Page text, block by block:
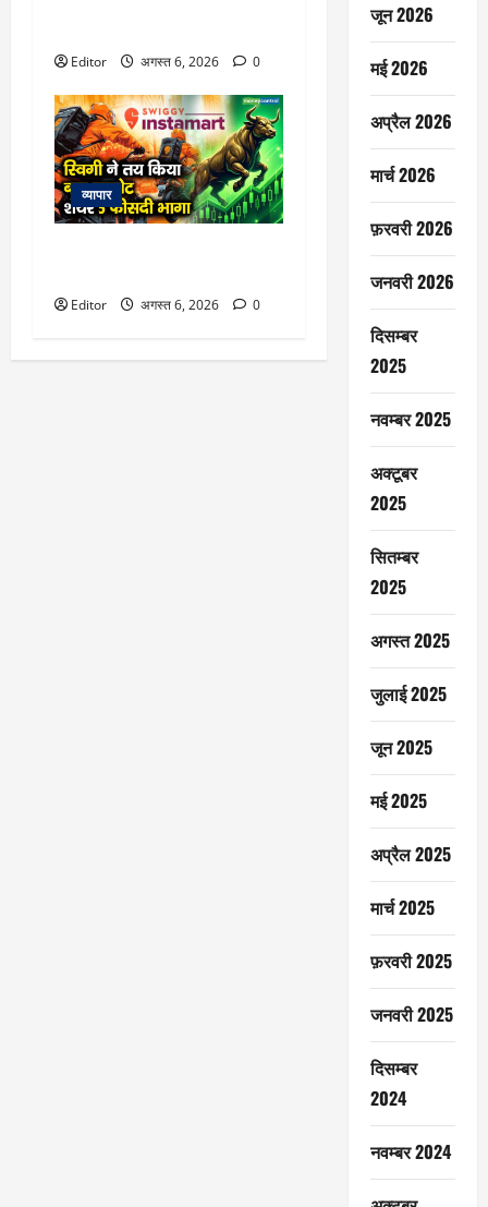
Editor अगस्त 6, 2026 0
व्यापार
Editor अगस्त 6, 2026 0
जून 2026
मई 2026
अप्रैल 2026
मार्च 2026
फ़रवरी 2026
जनवरी 2026
दिसम्बर
2025
नवम्बर 2025
अक्टूबर
2025
सितम्बर
2025
अगस्त 2025
जुलाई 2025
जून 2025
मई 2025
अप्रैल 2025
मार्च 2025
फ़रवरी 2025
जनवरी 2025
दिसम्बर
2024
नवम्बर 2024